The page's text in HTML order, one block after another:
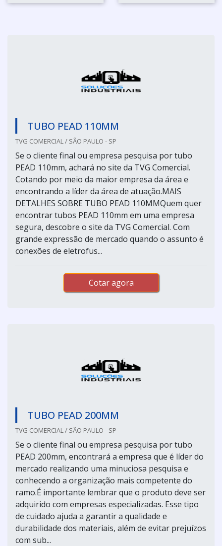
TUBO PEAD 110MM
TVG COMERCIAL / SÃO PAULO - SP
Se o cliente final ou empresa pesquisa por tubo
PEAD 110mm, achará no site da TVG Comercial.
Cotando por meio da maior empresa da área e
encontrando a líder da área de atuação.MAIS
DETALHES SOBRE TUBO PEAD 110MMQuem quer
encontrar tubos PEAD 110mm em uma empresa
segura, descobre o site da TVG Comercial. Com
grande expressão de mercado quando o assunto é
conexões de eletrofus...
Cotar agora
TUBO PEAD 200MM
TVG COMERCIAL / SÃO PAULO - SP
Se o cliente final ou empresa pesquisa por tubo
PEAD 200mm, encontrará a empresa que é líder do
mercado realizando uma minuciosa pesquisa e
conhecendo a organização mais competente do
ramo.É importante lembrar que o produto deve ser
adquirido com empresas especializadas. Esse tipo
de cuidado ajuda a garantir a qualidade e
durabilidade dos materiais, além de evitar prejuízos
com sub...